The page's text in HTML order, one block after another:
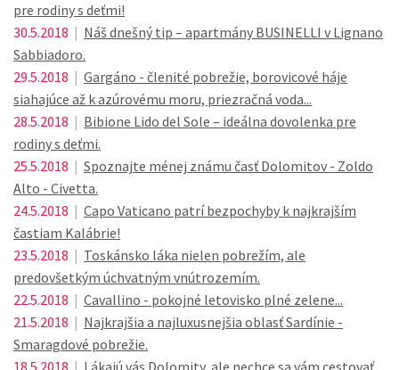
pre rodiny s deťmi!
30.5.2018 | Náš dnešný tip – apartmány BUSINELLI v Lignano
Sabbiadoro.
29.5.2018 | Gargáno - členité pobrežie, borovicové háje
siahajúce až k azúrovému moru, priezračná voda...
28.5.2018 | Bibione Lido del Sole – ideálna dovolenka pre
rodiny s deťmi.
25.5.2018 | Spoznajte ménej známu časť Dolomitov - Zoldo
Alto - Civetta.
24.5.2018 | Capo Vaticano patrí bezpochyby k najkrajším
častiam Kalábrie!
23.5.2018 | Toskánsko láka nielen pobrežím, ale
predovšetkým úchvatným vnútrozemím.
22.5.2018 | Cavallino - pokojné letovisko plné zelene...
21.5.2018 | Najkrajšia a najluxusnejšia oblasť Sardínie -
Smaragdové pobrežie.
18.5.2018 | Lákajú vás Dolomity, ale nechce sa vám cestovať